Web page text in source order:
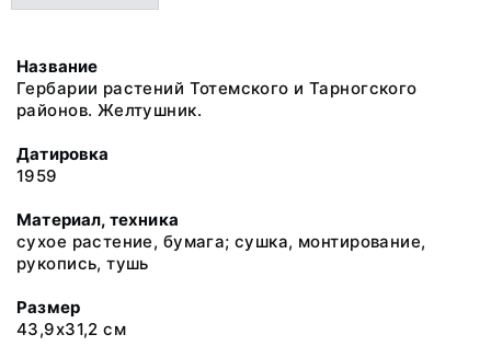
Название
Гербарии растений Тотемского и Тарногского
районов. Желтушник.
Датировка
1959
Материал, техника
сухое растение, бумага; сушка, монтирование,
рукопись, тушь
Размер
43,9х31,2 см